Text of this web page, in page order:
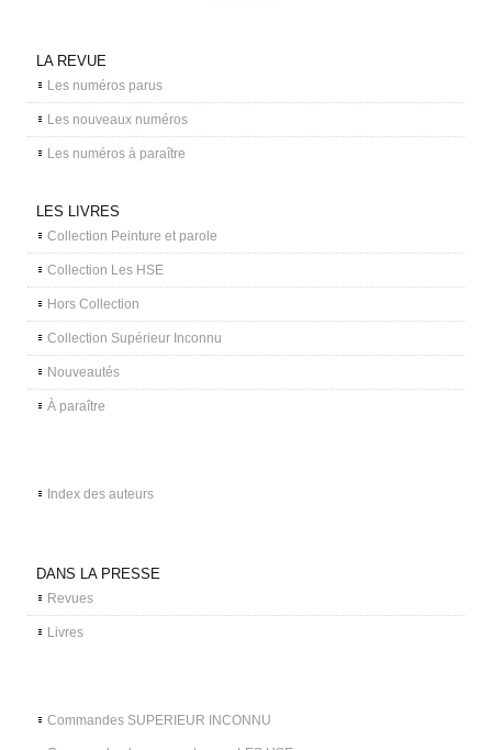
LA REVUE
Les numéros parus
Les nouveaux numéros
Les numéros à paraître
LES LIVRES
Collection Peinture et parole
Collection Les HSE
Hors Collection
Collection Supérieur Inconnu
Nouveautés
À paraître
Index des auteurs
DANS LA PRESSE
Revues
Livres
Commandes SUPERIEUR INCONNU